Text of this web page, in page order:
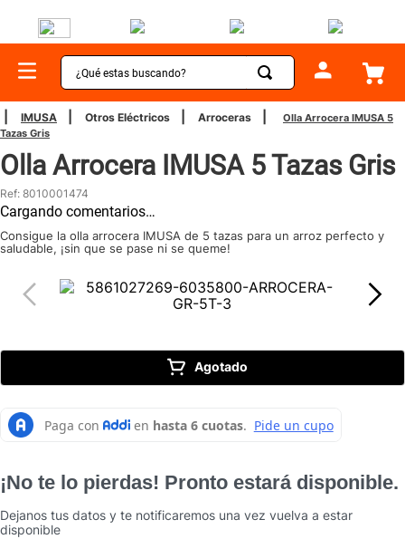
¿Qué estas buscando?
IMUSA Otros Eléctricos Arroceras
Olla Arrocera IMUSA 5
Tazas Gris
Olla Arrocera IMUSA 5 Tazas Gris
Ref: 8010001474
Cargando comentarios…
Consigue la olla arrocera IMUSA de 5 tazas para un arroz perfecto y
saludable, ¡sin que se pase ni se queme!
Agotado
¡No te lo pierdas! Pronto estará disponible.
Dejanos tus datos y te notificaremos una vez vuelva a estar
disponible
TÉRMINOS MÁS BUSCADOS
2.
bateria
4.
ollas
6.
ventilador
cafetera
9.
acero inoxidable
10. caldero